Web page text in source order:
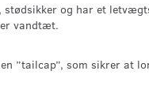
stødsikker og har et
vandtæt.
”tailcap”, som sikrer at